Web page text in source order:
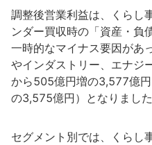
調整後営業利益は、くらし
ンダー買収時の「資産・負
一時的なマイナス要因があ
やインダストリー、エナジ
から505億円増の3,577億
の3,575億円）となりました
セグメント別では、くらし